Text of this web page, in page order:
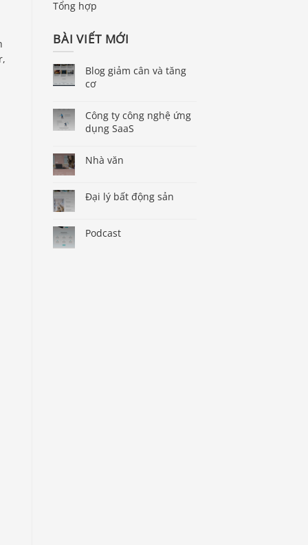
Tổng hợp
BÀI VIẾT MỚI
Blog giảm cân và tăng
cơ
Công ty công nghệ ứng
dụng SaaS
Nhà văn
Đại lý bất động sản
Podcast